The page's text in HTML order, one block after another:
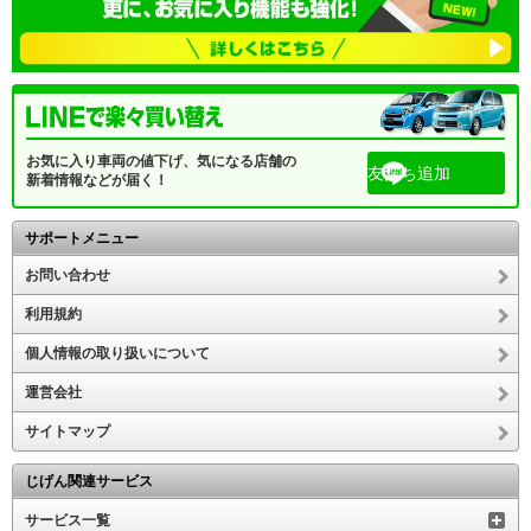
お気に入り車両の値下げ、気になる店舗の
新着情報などが届く！
友だち追加
サポートメニュー
お問い合わせ
利用規約
個人情報の取り扱いについて
運営会社
サイトマップ
じげん関連サービス
サービス一覧